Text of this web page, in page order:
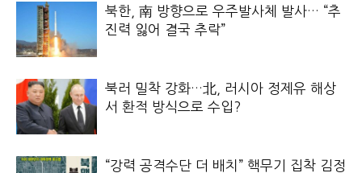
북한, 南 방향으로 우주발사체 발사… “추
진력 잃어 결국 추락”
북러 밀착 강화…北, 러시아 정제유 해상
서 환적 방식으로 수입?
“강력 공격수단 더 배치” 핵무기 집착 김정